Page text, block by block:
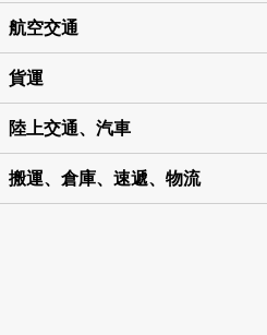
航空交通
貨運
陸上交通、汽車
搬運、倉庫、速遞、物流